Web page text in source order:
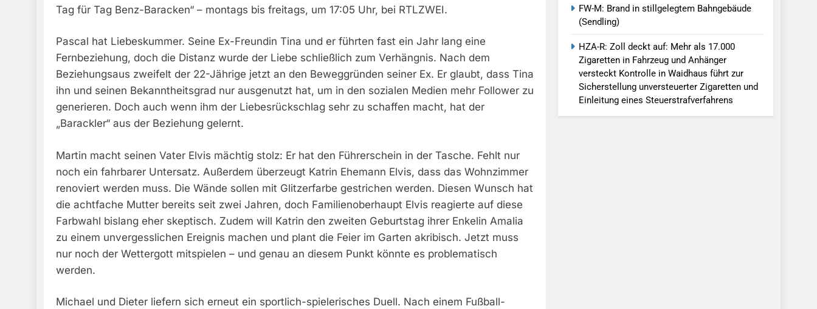
Tag für Tag Benz-Baracken“ – montags bis freitags, um 17:05 Uhr, bei RTLZWEI.
Pascal hat Liebeskummer. Seine Ex-Freundin Tina und er führten fast ein Jahr lang eine
Fernbeziehung, doch die Distanz wurde der Liebe schließlich zum Verhängnis. Nach dem
Beziehungsaus zweifelt der 22-Jährige jetzt an den Beweggründen seiner Ex. Er glaubt, dass Tina
ihn und seinen Bekanntheitsgrad nur ausgenutzt hat, um in den sozialen Medien mehr Follower zu
generieren. Doch auch wenn ihm der Liebesrückschlag sehr zu schaffen macht, hat der
„Barackler“ aus der Beziehung gelernt.
Martin macht seinen Vater Elvis mächtig stolz: Er hat den Führerschein in der Tasche. Fehlt nur
noch ein fahrbarer Untersatz. Außerdem überzeugt Katrin Ehemann Elvis, dass das Wohnzimmer
renoviert werden muss. Die Wände sollen mit Glitzerfarbe gestrichen werden. Diesen Wunsch hat
die achtfache Mutter bereits seit zwei Jahren, doch Familienoberhaupt Elvis reagierte auf diese
Farbwahl bislang eher skeptisch. Zudem will Katrin den zweiten Geburtstag ihrer Enkelin Amalia
zu einem unvergesslichen Ereignis machen und plant die Feier im Garten akribisch. Jetzt muss
nur noch der Wettergott mitspielen – und genau an diesem Punkt könnte es problematisch
werden.
Michael und Dieter liefern sich erneut ein sportlich-spielerisches Duell. Nach einem Fußball-
FW-M: Brand in stillgelegtem Bahngebäude
(Sendling)
HZA-R: Zoll deckt auf: Mehr als 17.000
Zigaretten in Fahrzeug und Anhänger
versteckt Kontrolle in Waidhaus führt zur
Sicherstellung unversteuerter Zigaretten und
Einleitung eines Steuerstrafverfahrens